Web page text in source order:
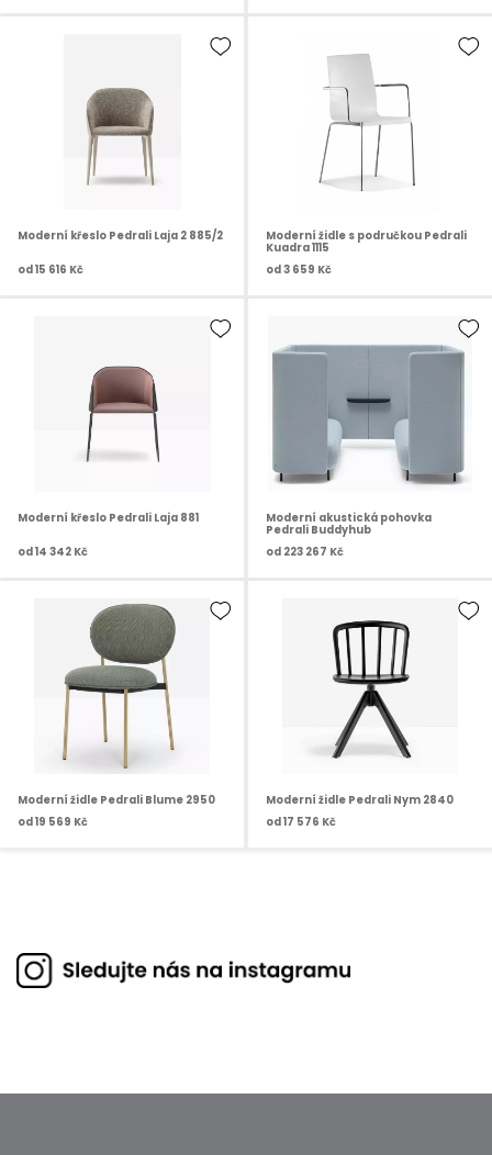
Moderní křeslo Pedrali Laja 2 885/2
od15 616 Kč
Moderní židle s područkou Pedrali
Kuadra 1115
od3 659 Kč
Moderní křeslo Pedrali Laja 881
od14 342 Kč
Moderní akustická pohovka
Pedrali Buddyhub
od 223 267 Kč
Moderní židle Pedrali Blume 2950
od19 569 Kč
Moderní židle Pedrali Nym 2840
od17 576 Kč